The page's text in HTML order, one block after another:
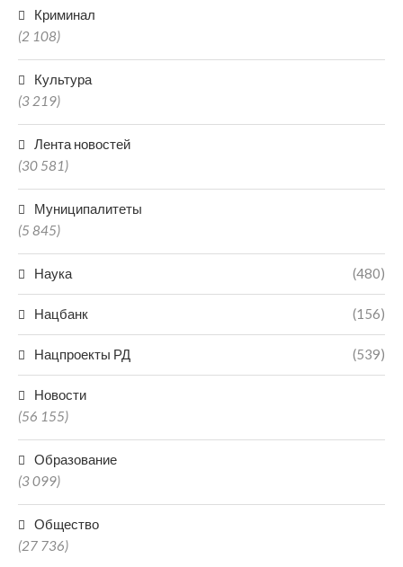
Криминал
(2 108)
Культура
(3 219)
Лента новостей
(30 581)
Муниципалитеты
(5 845)
Наука (480)
Нацбанк (156)
Нацпроекты РД (539)
Новости
(56 155)
Образование
(3 099)
Общество
(27 736)